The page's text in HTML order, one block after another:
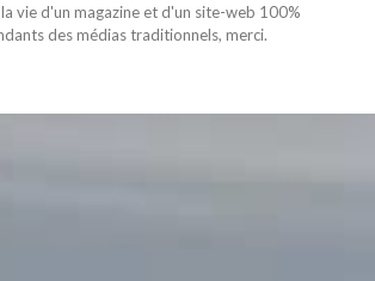
vie d'un magazine et d'un site-web 100%
des médias traditionnels, merci.